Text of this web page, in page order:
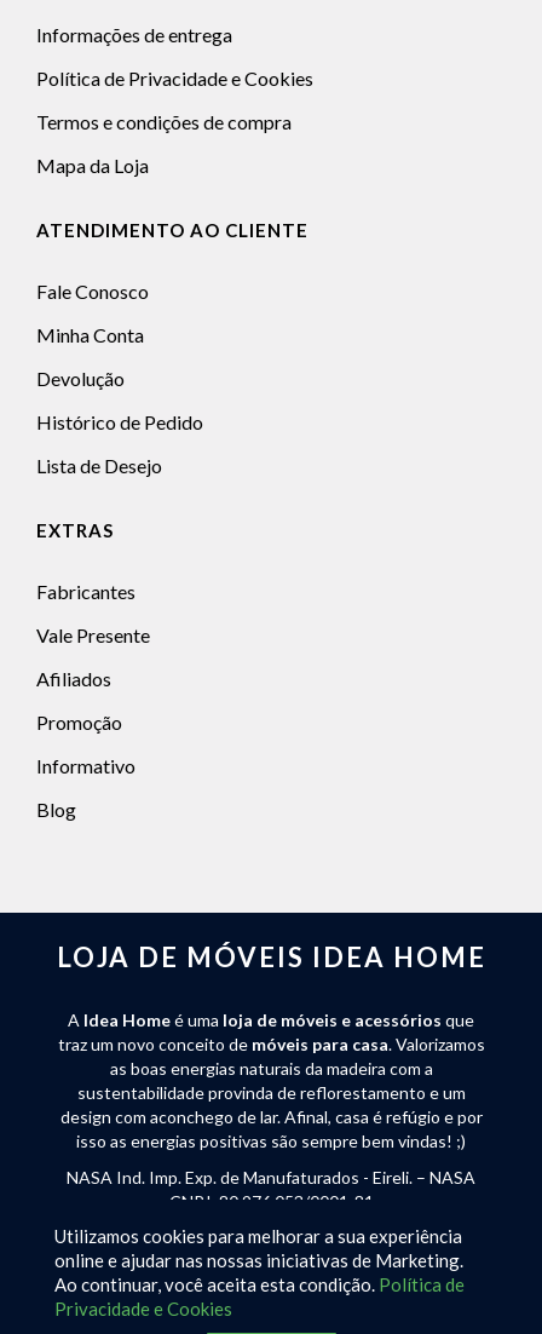
Informações de entrega
Política de Privacidade e Cookies
Termos e condições de compra
Mapa da Loja
ATENDIMENTO AO CLIENTE
Fale Conosco
Minha Conta
Devolução
Histórico de Pedido
Lista de Desejo
EXTRAS
Fabricantes
Vale Presente
Afiliados
Promoção
Informativo
Blog
LOJA DE MÓVEIS IDEA HOME
A Idea Homeé uma loja de móveis e acessórios que
traz um novo conceito de móveis para casa. Valorizamos
as boas energias naturais da madeira com a
sustentabilidade provinda de reflorestamento e um
design com aconchego de lar. Afinal, casa é refúgio e por
isso as energias positivas são sempre bem vindas! ;)
NASA Ind. Imp. Exp. de Manufaturados - Eireli. – NASA
CNPJ: 80.976.053/0001-81
Rua José Endler 240 - Bateias de Baixo - Campo Alegre
(SC) - CEP 89294-000 - Tel:(47) 3632-2250
Utilizamos cookies para melhorar a sua experiência
online e ajudar nas nossas iniciativas de Marketing.
Ao continuar, você aceita esta condição. Política de
Privacidade e Cookies